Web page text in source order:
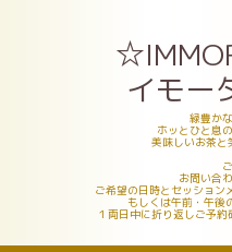
イモー
緑豊か
ホッとひと息
美味しいお茶
お問い合
ご希望の日時とセッショ
もしくは午前・午後
１両日中に折り返しご予約